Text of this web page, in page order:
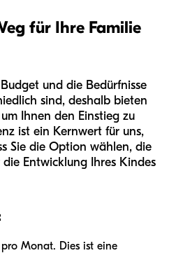
für Ihre Familie
und die Bedürfnisse
sind, deshalb bieten
Ihnen den Einstieg zu
ist ein Kernwert für uns,
Sie die Option wählen, die
Entwicklung Ihres Kindes
pro Monat. Dies ist eine